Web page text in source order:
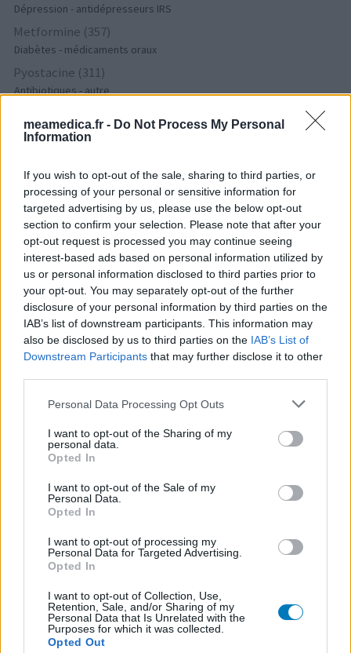
meamedica.fr - Do Not Process My Personal
Information
If you wish to opt-out of the sale, sharing to third parties, or
processing of your personal or sensitive information for
targeted advertising by us, please use the below opt-out
section to confirm your selection. Please note that after your
opt-out request is processed you may continue seeing
interest-based ads based on personal information utilized by
us or personal information disclosed to third parties prior to
your opt-out. You may separately opt-out of the further
disclosure of your personal information by third parties on the
IAB’s list of downstream participants. This information may
also be disclosed by us to third parties on the IAB’s List of
Downstream Participants that may further disclose it to other
Personal Data Processing Opt Outs
I want to opt-out of the Sharing of my
personal data.
Opted In
I want to opt-out of the Sale of my
Personal Data.
Opted In
I want to opt-out of processing my
Personal Data for Targeted Advertising.
Opted In
I want to opt-out of Collection, Use,
Retention, Sale, and/or Sharing of my
Personal Data that Is Unrelated with the
Purposes for which it was collected.
Opted Out
Dépression - antidépresseurs IRS
Metformine (357)
Diabètes - médicaments oraux
Pyostacine (311)
Antibiotiques - autre
Tension artérielle - beta bloquant
Cholestérol
Propranolol (292)
Tension artérielle - beta bloquant
Abilify (289)
Psychose / schizophrénie - antipsychotique
Victoza (261)
Diabètes - médicaments oraux
Cerazette (259)
Contraception - autre
Concerta (252)
ADHD - psychostimulants
Roaccutane (245)
Keppra (245)
Epilepsie
Doxycycline (243)
Antibiotiques - tetracyclines
Laroxyl (239)
Dépression - antidépresseurs TCA
Risperdal (230)
Les évaluations de cette page sont écrites par les utilisateurs
eux-mêmes ; ces avis sont d’abord lus, et éventuellement